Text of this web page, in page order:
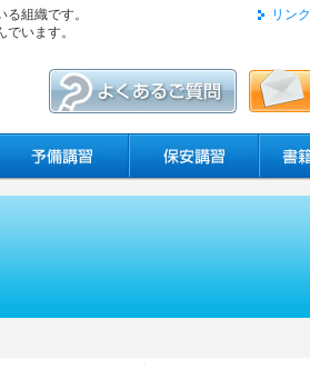
組織です。
います。
リンク